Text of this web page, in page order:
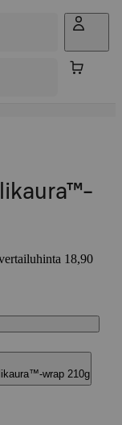
18,90
wrap 210g